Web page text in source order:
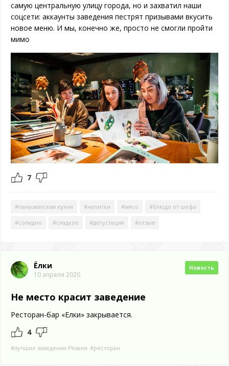
самую центральную улицу города, но и захватил наши
соцсети: аккаунты заведения пестрят призывами вкусить
новое меню. И мы, конечно же, просто не смогли пройти
мимо
7
#паназиатская кухня #напитки #мясо #блюдо от шефа
#солидно #сладкое #дегустация #отзыв
Ёлки
10 апреля 2020
Новость
Не место красит заведение
Ресторан-бар «Елки» закрывается.
4
#лучшие заведения Рязани #ресторан